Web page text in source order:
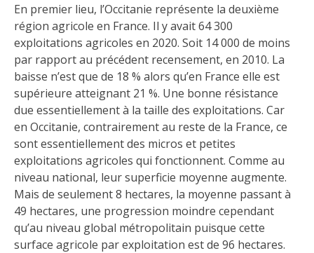
En premier lieu, l’Occitanie représente la deuxième
région agricole en France. Il y avait 64 300
exploitations agricoles en 2020. Soit 14 000 de moins
par rapport au précédent recensement, en 2010. La
baisse n’est que de 18 % alors qu’en France elle est
supérieure atteignant 21 %. Une bonne résistance
due essentiellement à la taille des exploitations. Car
en Occitanie, contrairement au reste de la France, ce
sont essentiellement des micros et petites
exploitations agricoles qui fonctionnent. Comme au
niveau national, leur superficie moyenne augmente.
Mais de seulement 8 hectares, la moyenne passant à
49 hectares, une progression moindre cependant
qu’au niveau global métropolitain puisque cette
surface agricole par exploitation est de 96 hectares.